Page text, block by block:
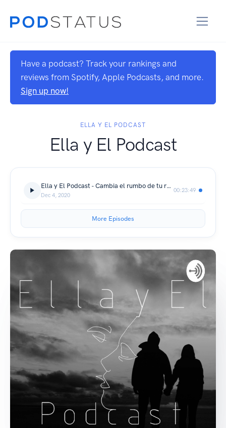
Have a podcast? Track your rankings and
reviews from Spotify, Apple Podcasts, and more.
Sign up now!
ELLA Y EL PODCAST
Ella y El Podcast
Ella y El Podcast - Cambia el rumbo de tu relación - T.01 EP.01
Dec 4, 2020
00:23:49
More Episodes